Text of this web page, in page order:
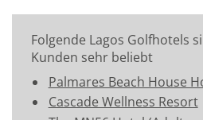
Folgende Lagos Golfhotels
Kunden sehr beliebt
Palmares Beach House
Cascade Wellness Resort